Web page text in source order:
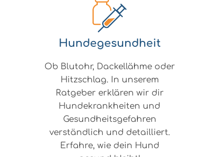
Hundegesundheit
Ob Blutohr, Dackellähme oder
Hitzschlag. In unserem
Ratgeber erklären wir dir
Hundekrankheiten und
Gesundheitsgefahren
verständlich und detailliert.
Erfahre, wie dein Hund